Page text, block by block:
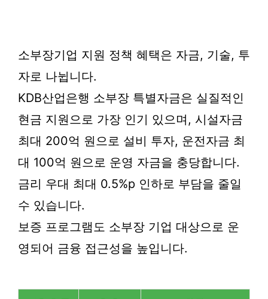
소부장기업 지원 정책 혜택은 자금, 기술, 투
자로 나뉩니다.
KDB산업은행 소부장 특별자금은 실질적인
현금 지원으로 가장 인기 있으며, 시설자금
최대 200억 원으로 설비 투자, 운전자금 최
대 100억 원으로 운영 자금을 충당합니다.
금리 우대 최대 0.5%p 인하로 부담을 줄일
수 있습니다.
보증 프로그램도 소부장 기업 대상으로 운
영되어 금융 접근성을 높입니다.